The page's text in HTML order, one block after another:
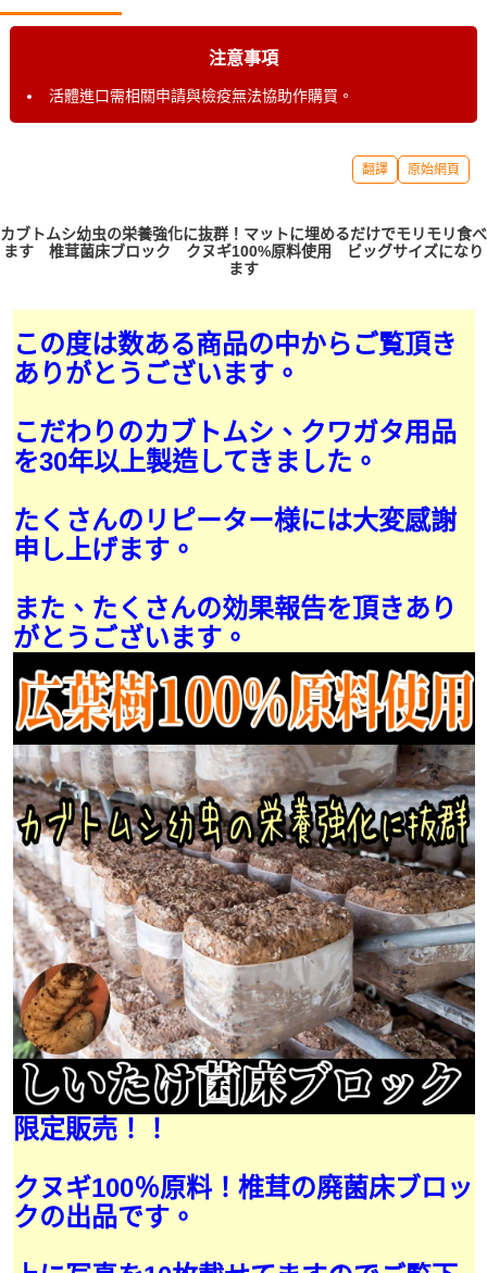
注意事項
活體進口需相關申請與檢疫無法協助作購買。
翻譯 原始網頁
カブトムシ幼虫の栄養強化に抜群！マットに埋めるだけでモリモリ食べ
ます 椎茸菌床ブロック クヌギ100%原料使用 ビッグサイズになり
ます
この度は数ある商品の中からご覧頂き
ありがとうございます。
こだわりのカブトムシ、クワガタ用品
を30年以上製造してきました。
たくさんのリピーター様には大変感謝
申し上げます。
また、たくさんの効果報告を頂きあり
がとうございます。
限定販売！！
クヌギ100％原料！椎茸の廃菌床ブロッ
クの出品です。